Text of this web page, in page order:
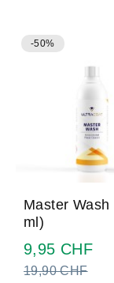
-50%
Master Wash
ml)
9,95 CHF
19,90 CHF